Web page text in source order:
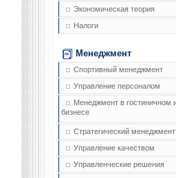
Экономическая теория
Налоги
Менеджмент
Спортивный менеджмент
Управление персоналом
Менеджмент в гостиничном
бизнесе
Стратегический менеджмент
Управление качеством
Управленческие решения